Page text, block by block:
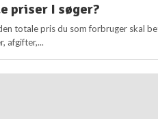
priser I søger?
totale pris du som forbruger skal
afgifter,...